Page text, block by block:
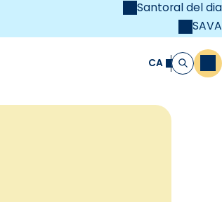
Santoral del dia
SAVA
CA Cerca